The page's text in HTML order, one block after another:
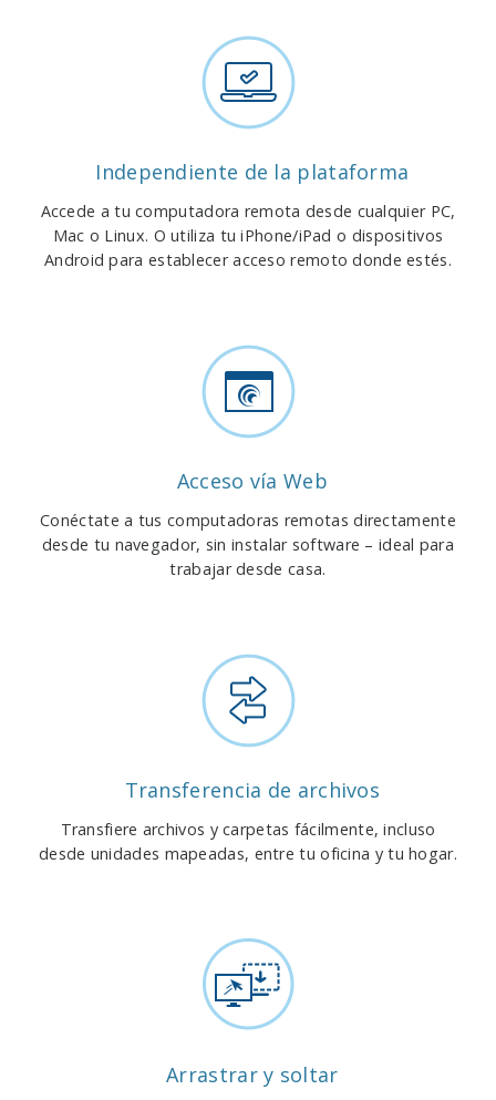
Independiente de la plataforma
Accede a tu computadora remota desde cualquier PC,
Mac o Linux. O utiliza tu iPhone/iPad o dispositivos
Android para establecer acceso remoto donde estés.
Acceso vía Web
Conéctate a tus computadoras remotas directamente
desde tu navegador, sin instalar software – ideal para
trabajar desde casa.
Transferencia de archivos
Transfiere archivos y carpetas fácilmente, incluso
desde unidades mapeadas, entre tu oficina y tu hogar.
Arrastrar y soltar